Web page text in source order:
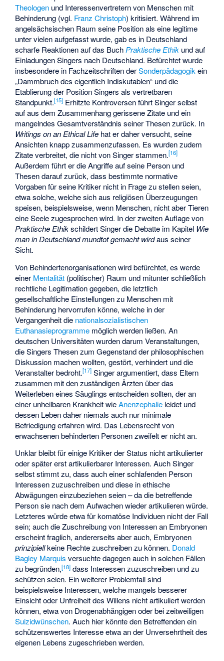
Theologen und Interessenvertretern von Menschen mit
Behinderung (vgl. Franz Christoph) kritisiert. Während im
angelsächsischen Raum seine Position als eine legitime
unter vielen aufgefasst wurde, gab es in Deutschland
scharfe Reaktionen auf das Buch Praktische Ethik und auf
Einladungen Singers nach Deutschland. Befürchtet wurde
insbesondere in Fachzeitschriften derSonderpädagogik ein
„Dammbruch des eigentlich Indiskutablen“ und die
Etablierung der Position Singers als vertretbaren
Standpunkt.[15] Erhitzte Kontroversen führt Singer selbst
auf aus dem Zusammenhang gerissene Zitate und ein
mangelndes Gesamtverständnis seiner Thesen zurück. In
Writings on an Ethical Life hat er daher versucht, seine
Ansichten knapp zusammenzufassen. Es wurden zudem
Zitate verbreitet, die nicht von Singer stammen.[16]
Außerdem führt er die Angriffe auf seine Person und
Thesen darauf zurück, dass bestimmte normative
Vorgaben für seine Kritiker nicht in Frage zu stellen seien,
etwa solche, welche sich aus religiösen Überzeugungen
speisen, beispielsweise, wenn Menschen, nicht aber Tieren
eine Seele zugesprochen wird. In der zweiten Auflage von
Praktische Ethikschildert Singer die Debatte im Kapitel Wie
man in Deutschland mundtot gemacht wirdaus seiner
Sicht.
Von Behindertenorganisationen wird befürchtet, es werde
einer Mentalität (politischer) Raum und mitunter schließlich
rechtliche Legitimation gegeben, die letztlich
gesellschaftliche Einstellungen zu Menschen mit
Behinderung hervorrufen könne, welche in der
Vergangenheit die nationalsozialistischen
Euthanasieprogramme möglich werden ließen. An
deutschen Universitäten wurden darum Veranstaltungen,
die Singers Thesen zum Gegenstand der philosophischen
Diskussion machen wollten, gestört, verhindert und die
Veranstalter bedroht.[17] Singer argumentiert, dass Eltern
zusammen mit den zuständigen Ärzten über das
Weiterleben eines Säuglings entscheiden sollten, der an
einer unheilbaren Krankheit wieAnenzephalie leidet und
dessen Leben daher niemals auch nur minimale
Befriedigung erfahren wird. Das Lebensrecht von
erwachsenen behinderten Personen zweifelt er nicht an.
Unklar bleibt für einige Kritiker der Status nicht artikulierter
oder später erst artikulierbarer Interessen. Auch Singer
selbst stimmt zu, dass auch einer schlafenden Person
Interessen zuzuschreiben und diese in ethische
Abwägungen einzubeziehen seien – da die betreffende
Person sie nach dem Aufwachen wieder artikulieren würde.
Letzteres würde etwa für komatöse Individuen nicht der Fall
sein; auch die Zuschreibung von Interessen an Embryonen
erscheint fraglich, andererseits aber auch, Embryonen
prinzipiellkeine Rechte zuschreiben zu können. Donald
Bagley Marquis versuchte dagegen auch in solchen Fällen
zu begründen,[18] dass Interessen zuzuschreiben und zu
schützen seien. Ein weiterer Problemfall sind
beispielsweise Interessen, welche mangels besserer
Einsicht oder Unfreiheit des Willens nicht artikuliert werden
können, etwa von Drogenabhängigen oder bei zeitweiligen
Suizidwünschen. Auch hier könnte den Betreffenden ein
schützenswertes Interesse etwa an der Unversehrtheit des
eigenen Lebens zugeschrieben werden.